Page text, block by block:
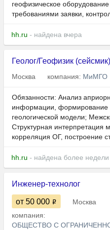
геофизическое оборудование
требованиями заявки,
hh.ru - найдена вчера
Геолог/Геофизик (сейсмик)
Москва компания: МиМГО
Обязанности: Анализ
информации, формирование
геологической модели;
Структурная интерпретация
корреляция ОГ, построение
hh.ru - найдена более недели
Инженер-технолог
от 50 000
Москва
компания:
ОБЩЕСТВО С